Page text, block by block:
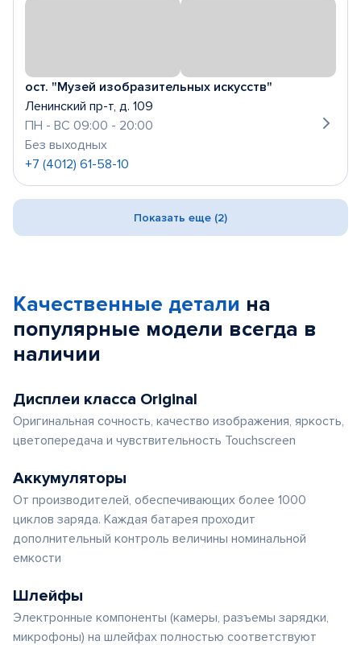
ост. "Музей изобразительных искусств"
Ленинский пр-т, д. 109
ПН - ВС 09:00 - 20:00
Без выходных
+7 (4012) 61-58-10
Показать еще (2)
Качественные детали на
популярные модели всегда в
наличии
Дисплеи класса Original
Оригинальная сочность, качество изображения, яркость,
цветопередача и чувствительность Touchscreen
Аккумуляторы
От производителей, обеспечивающих более 1000
циклов заряда. Каждая батарея проходит
дополнительный контроль величины номинальной
емкости
Шлейфы
Электронные компоненты (камеры, разъемы зарядки,
микрофоны) на шлейфах полностью соответствуют